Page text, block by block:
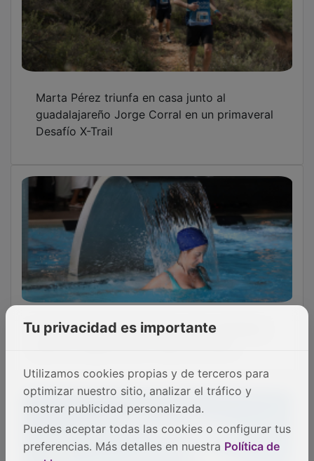
El Balneario de Trillo ofrece cinco empleos
para su reapertura en mayo de 2026
CSN clasifica de nivel 1 un suceso notificado
por la central de Trillo relacionado con la
inoperabilidad de una válvula
OTRAS NOTICIAS
GUADA TV MEDIA
Tu privacidad es importante
Utilizamos cookies propias y de terceros para
optimizar nuestro sitio, analizar el tráfico y
mostrar publicidad personalizada.
Puedes aceptar todas las cookies o configurar tus
preferencias. Más detalles en nuestra Política de